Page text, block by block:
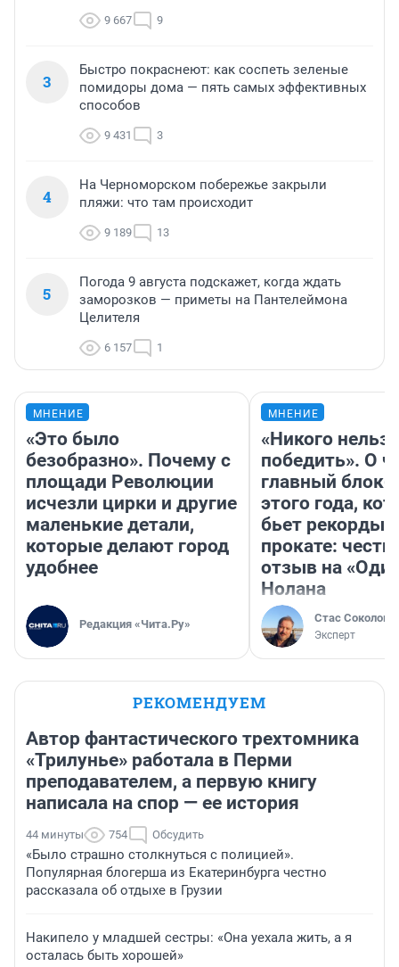
9 667 9
3
Быстро покраснеют: как соспеть зеленые
помидоры дома — пять самых эффективных
способов
9 431 3
4
На Черноморском побережье закрыли
пляжи: что там происходит
9 189 13
5
Погода 9 августа подскажет, когда ждать
заморозков — приметы на Пантелеймона
Целителя
6 157 1
МНЕНИЕ
«Это было
безобразно». Почему с
площади Революции
исчезли цирки и другие
маленькие детали,
которые делают город
удобнее
Редакция «Чита.Ру»
МНЕНИЕ
«Никого нельзя
победить». О
главный
этого года,
бьет рекорды в
прокате:
отзыв на
Нолана
Стас Соколов
Эксперт
РЕКОМЕНДУЕМ
Автор фантастического трехтомника
«Трилунье» работала в Перми
преподавателем, а первую книгу
написала на спор — ее история
44 минуты 754 Обсудить
«Было страшно столкнуться с полицией».
Популярная блогерша из Екатеринбурга честно
рассказала об отдыхе в Грузии
Накипело у младшей сестры: «Она уехала жить, а я
осталась быть хорошей»